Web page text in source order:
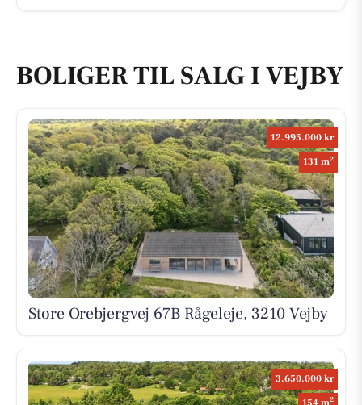
BOLIGER TIL SALG I VEJBY
12.995.000 kr
131 m2
Store Orebjergvej 67B Rågeleje, 3210 Vejby
3.650.000 kr
2